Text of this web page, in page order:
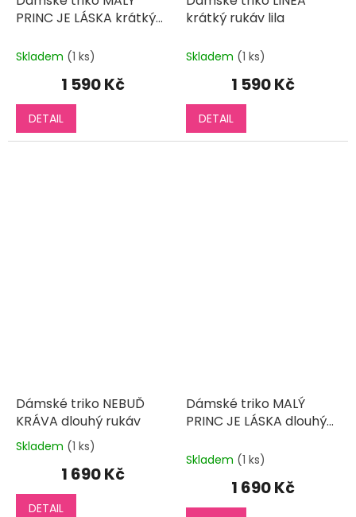
PRINC JE LÁSKA krátký
Skladem (1 ks)
1 590 Kč
DETAIL
krátký rukáv lila
Skladem (1 ks)
1 590 Kč
DETAIL
Dámské triko NEBUĎ
KRÁVA dlouhý rukáv
Průměrné
produktu
je
5,0
Skladem (1 ks)
1 690 Kč
DETAIL
Dámské triko MALÝ
PRINC JE LÁSKA dlouhý
Skladem (1 ks)
1 690 Kč